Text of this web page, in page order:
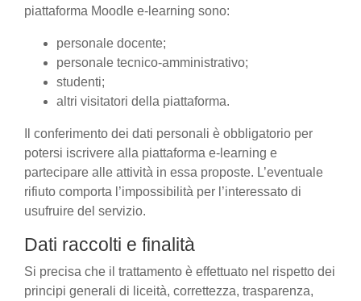
piattaforma Moodle e-learning sono:
personale docente;
personale tecnico-amministrativo;
studenti;
altri visitatori della piattaforma.
Il conferimento dei dati personali è obbligatorio per
potersi iscrivere alla piattaforma e-learning e
partecipare alle attività in essa proposte. L’eventuale
rifiuto comporta l’impossibilità per l’interessato di
usufruire del servizio.
Dati raccolti e finalità
Si precisa che il trattamento è effettuato nel rispetto dei
principi generali di liceità, correttezza, trasparenza,